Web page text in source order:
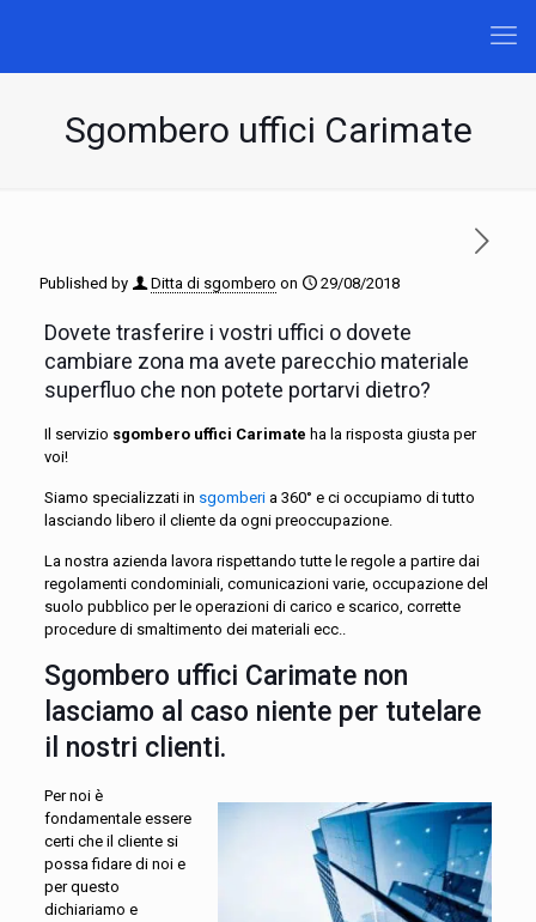
Sgombero uffici Carimate
Published by Ditta di sgombero on 29/08/2018
Dovete trasferire i vostri uffici o dovete
cambiare zona ma avete parecchio materiale
superfluo che non potete portarvi dietro?
Il servizio sgombero uffici Carimate ha la risposta giusta per
voi!
Siamo specializzati in sgomberia 360° e ci occupiamo di tutto
lasciando libero il cliente da ogni preoccupazione.
La nostra azienda lavora rispettando tutte le regole a partire dai
regolamenti condominiali, comunicazioni varie, occupazione del
suolo pubblico per le operazioni di carico e scarico, corrette
procedure di smaltimento dei materiali ecc..
Sgombero uffici Carimate non
lasciamo al caso niente per tutelare
il nostri clienti.
Per noi è
fondamentale essere
certi che il cliente si
possa fidare di noi e
per questo
dichiariamo e